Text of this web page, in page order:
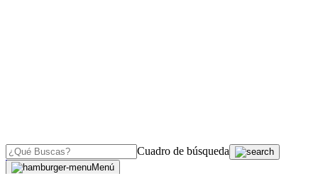
Cuadro de búsqueda
Menú
OJO